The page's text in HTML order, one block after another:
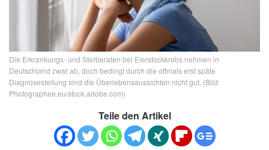
Die Erkrankungs- und Sterberaten bei Eierstockkrebs nehmen in
Deutschland zwar ab, doch bedingt durch die oftmals erst späte
Diagnosestellung sind die Überlebensaussichten nicht gut. (Bild:
Photographee.eu/stock.adobe.com)
Teile den Artikel